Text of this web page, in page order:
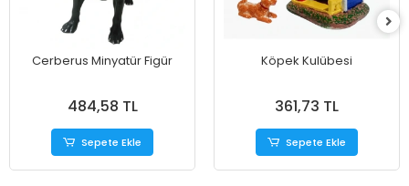
Cerberus Minyatür Figür
484,58 TL
Sepete Ekle
Köpek Kulübesi
361,73 TL
Sepete Ekle